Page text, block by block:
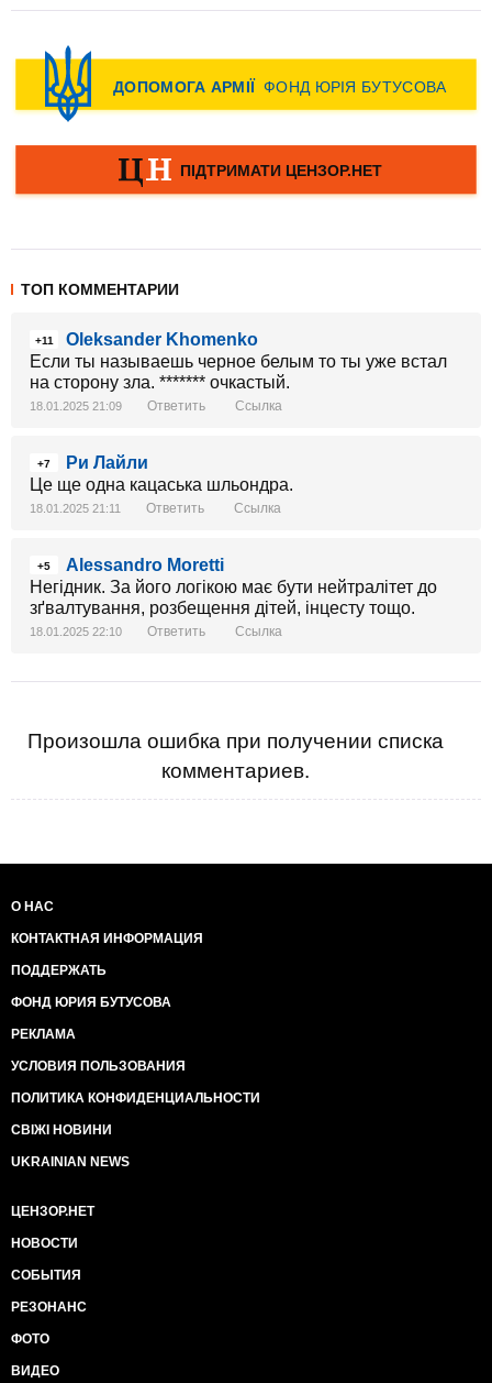
ТОП КОММЕНТАРИИ
+11
Oleksander Khomenko
Если ты называешь черное белым то ты уже встал
на сторону зла. ******* очкастый.
18.01.2025 21:09 Ответить Ссылка
+7
Ри Лайли
Це ще одна кацаська шльондра.
18.01.2025 21:11 Ответить Ссылка
+5
Alessandro Moretti
Негідник. За його логікою має бути нейтралітет до
зґвалтування, розбещення дітей, інцесту тощо.
18.01.2025 22:10 Ответить Ссылка
Произошла ошибка при получении списка
комментариев.
О НАС
КОНТАКТНАЯ ИНФОРМАЦИЯ
ПОДДЕРЖАТЬ
ФОНД ЮРИЯ БУТУСОВА
РЕКЛАМА
УСЛОВИЯ ПОЛЬЗОВАНИЯ
ПОЛИТИКА КОНФИДЕНЦИАЛЬНОСТИ
СВІЖІ НОВИНИ
UKRAINIAN NEWS
ЦЕНЗОР.НЕТ
НОВОСТИ
СОБЫТИЯ
РЕЗОНАНС
ФОТО
ВИДЕО